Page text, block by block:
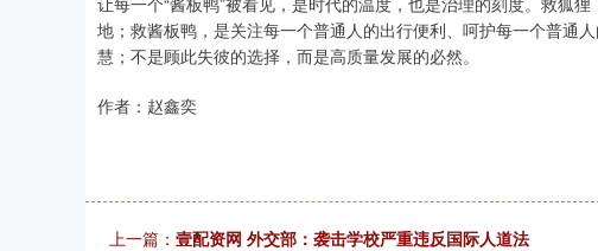
地；救酱板鸭，是关注每一个普通人的出行便利、呵护每一个普通
慧；不是顾此失彼的选择，而是高质量发展的必然。
作者：赵鑫奕
上一篇： 壹配资网 外交部：袭击学校严重违反国际人道法